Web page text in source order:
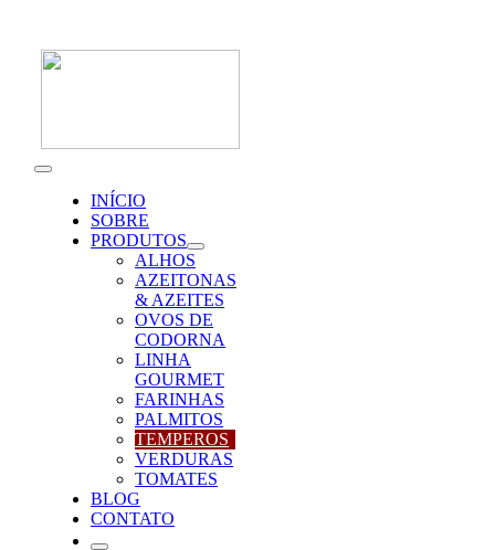
content
Toggle
NavigationINÍCIO
SOBRE
PRODUTOS
ALHOS
AZEITONAS
& AZEITES
OVOS DE
CODORNA
LINHA
GOURMET
FARINHAS
PALMITOS
TEMPEROS
VERDURAS
TOMATES
BLOG
CONTATO